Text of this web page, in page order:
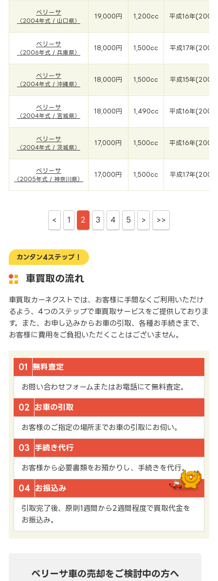
ベリーサ
（2004年式 / 山口県）
19,000円 1,200cc 平成16年(2004
ベリーサ
（2006年式 / 兵庫県）
18,000円 1,500cc 平成17年(2006
ベリーサ
（2004年式 / 沖縄県）
18,000円 1,500cc 平成15年(2004
ベリーサ
（2004年式 / 宮城県）
18,000円 1,490cc 平成16年(2004
ベリーサ
（2004年式 / 茨城県）
17,000円 1,500cc 平成16年(2004
ベリーサ
（2005年式 / 神奈川県）
17,000円 1,500cc 平成17年(2005
< 1 2 3 4 5 > >>
カンタン4ステップ！
車買取の流れ
車買取カーネクストでは、お客様に手間なくご利用いただけ
るよう、4つのステップで車買取サービスをご提供しておりま
す。また、お申し込みからお車の引取、各種お手続きまで、
お客様に費用をご負担いただくことはございません。
01 無料査定
お問い合わせフォームまたはお電話にて無料査定。
02 お車の引取
お客様のご指定の場所までお車の引取にお伺い。
03 手続き代行
お客様から必要書類をお預かりし、手続きを代行。
04 お振込み
引取完了後、原則1週間から2週間程度で買取代金を
お振込み。
ベリーサ車の売却を ご検討中の方へ